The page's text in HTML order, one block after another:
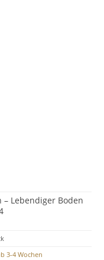
Lebendiger Boden
3-4 Wochen